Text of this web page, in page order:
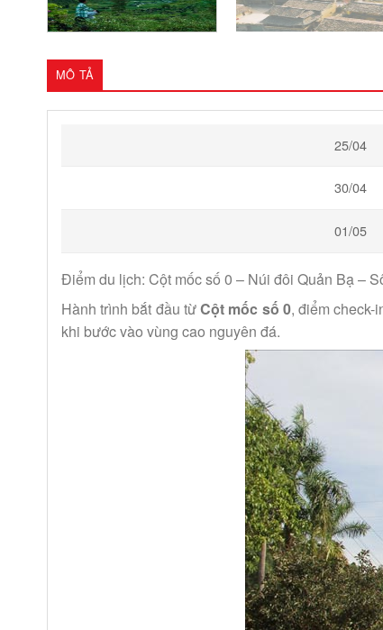
MÔ TẢ
25/04
30/04
01/05
Điểm du lịch: Cột mốc số 0 – Núi đôi Quản Bạ –
Hành trình bắt đầu từCột mốc số 0, điểm check-
khi bước vào vùng cao nguyên đá.